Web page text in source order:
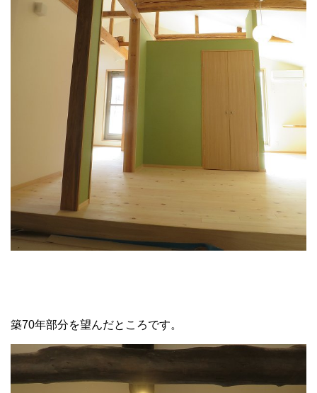
築70年部分を望んだところです。